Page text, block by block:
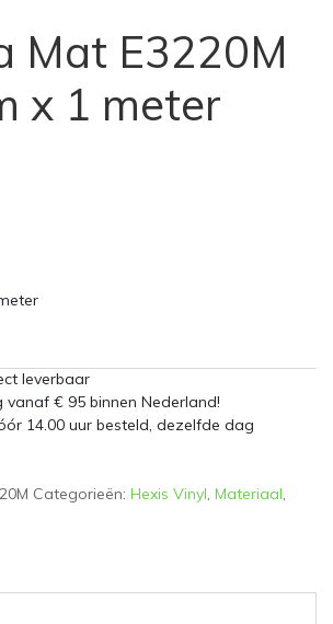
Mat E3220M
x 1 meter
leverbaar
vanaf € 95 binnen Nederland!
14.00 uur besteld, dezelfde dag
Categorieën: Hexis Vinyl, Materiaal,